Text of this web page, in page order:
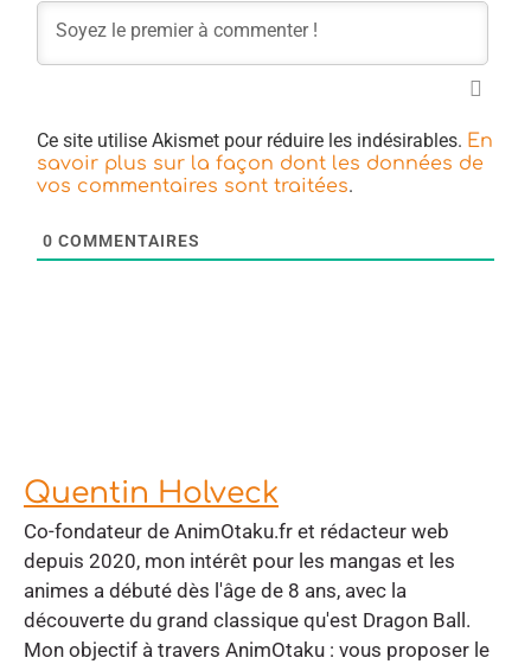
Ce site utilise Akismet pour réduire les indésirables. En
savoir plus sur la façon dont les données de
vos commentaires sont traitées.
0 COMMENTAIRES
Quentin Holveck
Co-fondateur de AnimOtaku.fr et rédacteur web
depuis 2020, mon intérêt pour les mangas et les
animes a débuté dès l'âge de 8 ans, avec la
découverte du grand classique qu'est Dragon Ball.
Mon objectif à travers AnimOtaku : vous proposer le